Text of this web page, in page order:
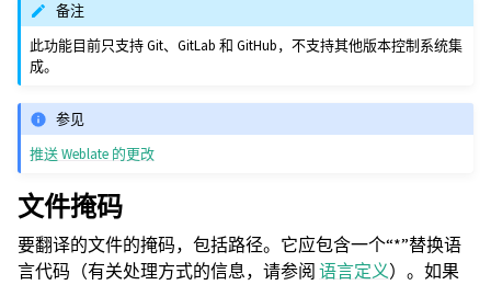
备注
此功能目前只支持 Git、GitLab 和 GitHub，不支持其他版本控制系统集
成。
参见
推送 Weblate 的更改
文件掩码
要翻译的文件的掩码，包括路径。它应包含一个“*”替换语
言代码（有关处理方式的信息，请参阅 语言定义）。如果